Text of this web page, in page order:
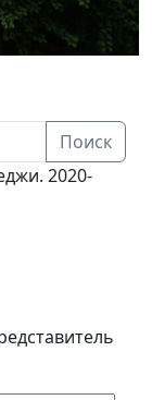
Поиск
2020-